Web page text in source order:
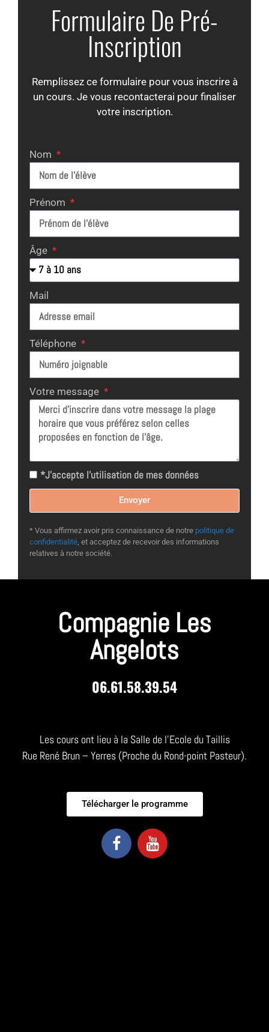
Formulaire De Pré-
Inscription
Remplissez ce formulaire pour vous inscrire à
un cours. Je vous recontacterai pour finaliser
votre inscription.
Nom
Prénom
Âge
Mail
Téléphone
Votre message
*J'accepte l'utilisation de mes données
Envoyer
* Vous affirmez avoir pris connaissance de notre politique de
confidentialité , et acceptez de recevoir des informations
relatives à notre société.
Compagnie Les
Angelots
06.61.58.39.54
Les cours ont lieu à la Salle de l’Ecole du Taillis
Rue René Brun – Yerres (Proche du Rond-point Pasteur).
Télécharger le programme